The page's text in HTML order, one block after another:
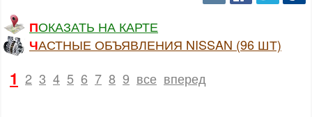
ПОКАЗАТЬ НА КАРТЕ
ЧАСТНЫЕ ОБЪЯВЛЕНИЯ NISSAN (96 ШТ)
1 2 3 4 5 6 7 8 9 все вперед